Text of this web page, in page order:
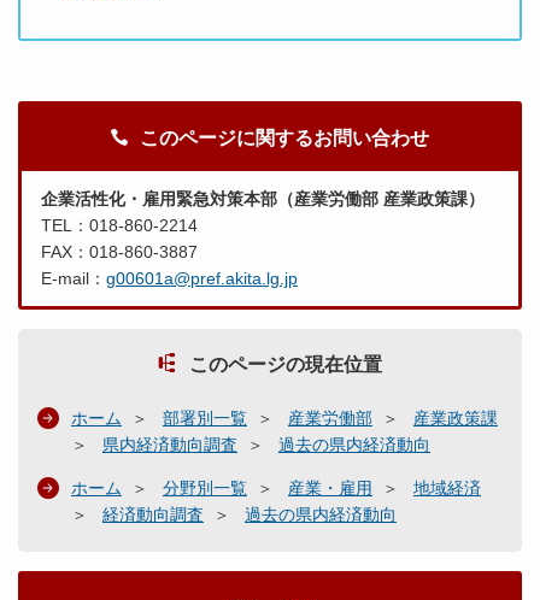
このページに関するお問い合わせ
企業活性化・雇用緊急対策本部（産業労働部 産業政策課）
TEL：018-860-2214
FAX：018-860-3887
E-mail： g00601a@pref.akita.lg.jp
このページの現在位置
ホーム 部署別一覧 産業労働部
産業政策課
県内経済動向調査
過去の県内経済動向
ホーム 分野別一覧 産業・雇用
地域経済
経済動向調査
過去の県内経済動向